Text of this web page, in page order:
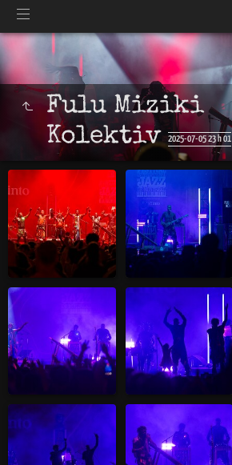
Fulu Miziki
Kolektiv2025-07-05 23 h 01